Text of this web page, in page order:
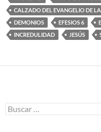
CALZADO DEL EVANGELIO DE
DEMONIOS
EFESIOS 6
INCREDULIDAD
JESÚS
B
u